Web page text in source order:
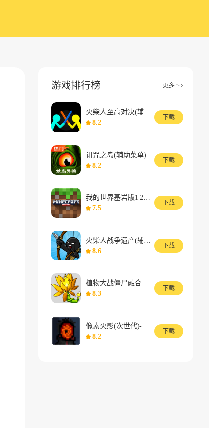
游戏排行榜 更多 >
火柴人至高对决(辅助菜单)
8.2
下载
诅咒之岛(辅助菜单)
8.2
下载
我的世界基岩版1.26版本
7.5
下载
火柴人战争遗产(辅助菜单)
8.6
下载
植物大战僵尸融合版(无敌版)
8.3
下载
像素火影(次世代)-宇智波带土【五影会谈】
8.2
下载